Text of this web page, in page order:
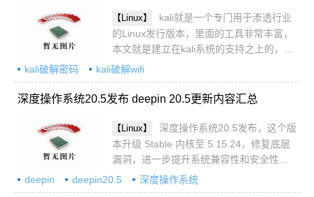
【Linux】
kali就是一个专门用于渗透行业
的Linux发行版本，里面的工具非常丰富，
本文就是建立在kali系统的支持之上的，重
点给大家讲解使用kali破解wifi密码的相关
知识，感兴趣的朋友一起看看吧
kali破解密码 kali破解wifi
深度操作系统20.5发布 deepin 20.5更新内容汇总
【Linux】
深度操作系统20.5发布，这个版
本升级 Stable 内核至 5.15.24，修复底层
漏洞，进一步提升系统兼容性和安全性，
并集成了大量实用功能，详细请看下文介
绍
deepin deepin20.5 深度操作系统